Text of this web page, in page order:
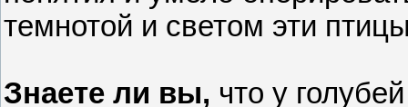
темнотой и светом эти
Знаете ли вы, что у